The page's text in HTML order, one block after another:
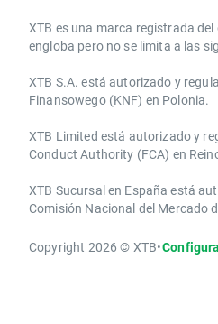
​​XTB es una marca registrada del
engloba pero no se limita a las
XTB S.A.​ está autorizado y
Finansowego (KNF) ​en Polonia.
XTB Limited ​está autorizado y
Conduct Authority ​(FCA) en
XTB Sucursal en España está
Comisión Nacional del Mercado
Copyright 2026 © XTB•